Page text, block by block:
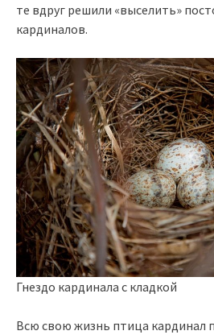
те вдруг решили «выселить»
кардиналов.
Гнездо кардинала с кладкой
Всю свою жизнь птица кардинал